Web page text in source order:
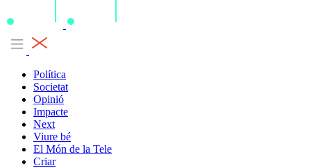
Política
Societat
Opinió
Impacte
Next
Viure bé
El Món de la Tele
Criar